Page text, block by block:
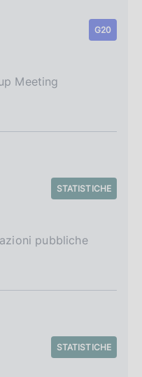
G20
Meeting
STATISTICHE
pubbliche
STATISTICHE